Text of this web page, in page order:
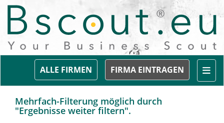
FIRMA EINTRAGEN
ALLE FIRMEN
Mehrfach-Filterung möglich durch
"Ergebnisse weiter filtern".